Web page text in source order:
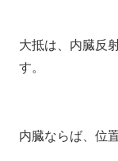
大抵は、内臓反
す。
内臓ならば、位